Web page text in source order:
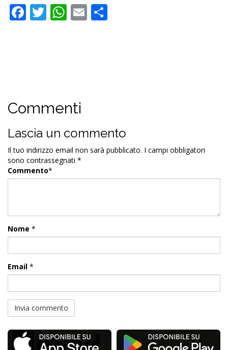
Facebook
Twitter
WhatsApp
Email
Commenti
Lascia un commento
Il tuo indirizzo email non sarà pubblicato. I campi obbligatori
sono contrassegnati *
Commento*
Nome *
Email *